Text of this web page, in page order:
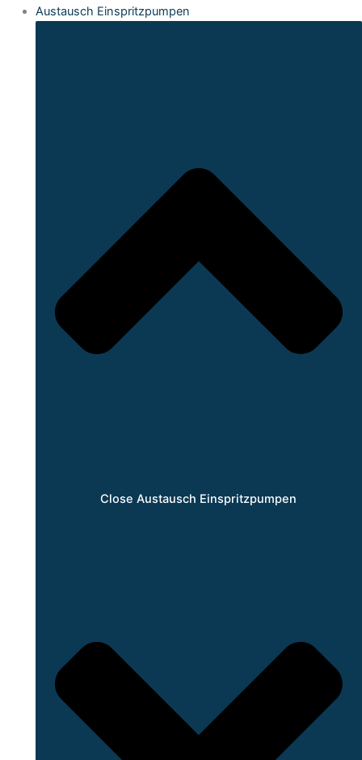
Austausch Einspritzpumpen
Close Austausch Einspritzpumpen